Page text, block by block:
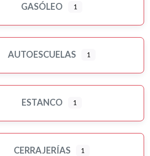
GASÓLEO 1
AUTOESCUELAS 1
ESTANCO 1
CERRAJERÍAS 1